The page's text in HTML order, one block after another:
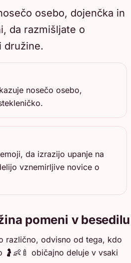
osebo, dojenčka in
da razmišljate o
družine.
nosečo osebo,
da izrazijo upanje na
vznemirljive novice o
pomeni v besedilu
različno, odvisno od tega, kdo
🤰👶🍼 običajno deluje v vsaki